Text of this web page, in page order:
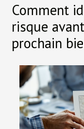
Comment
risque
prochain